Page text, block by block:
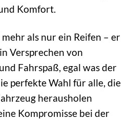
Komfort.
als nur ein Reifen – er
Versprechen von
Fahrspaß, egal was der
perfekte Wahl für alle, die
herausholen
Kompromisse bei der